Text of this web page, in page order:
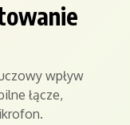
wpływ
łącze,